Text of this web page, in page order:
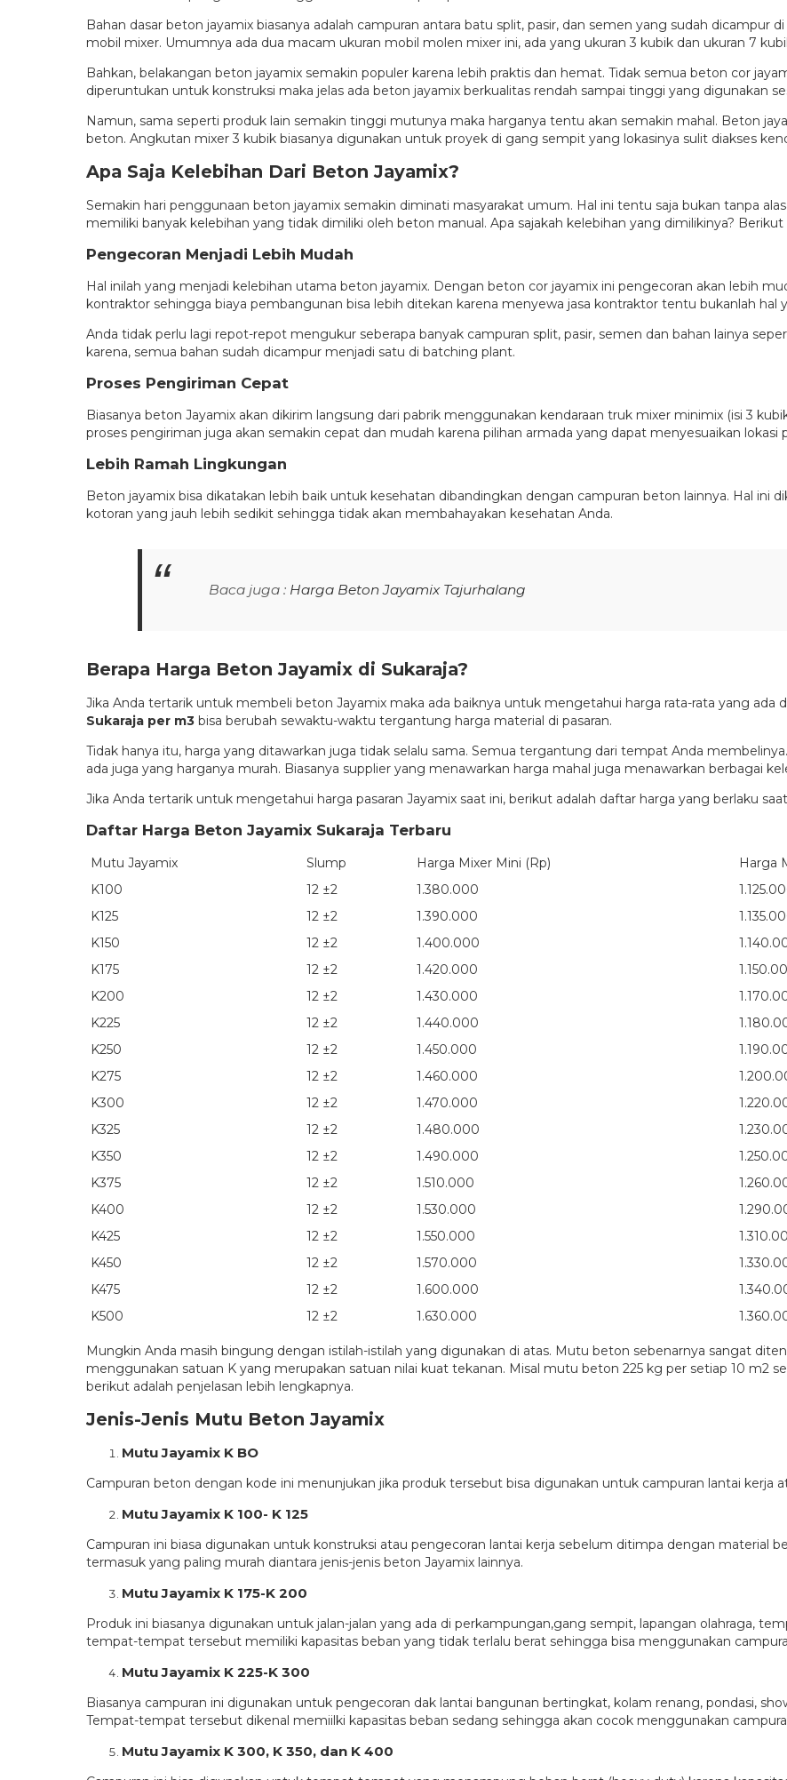
Bahan dasar beton jayamix biasanya adalah campuran antara batu split, pasir, dan semen yang sudah
mobil mixer. Umumnya ada dua macam ukuran mobil molen mixer ini, ada yang ukuran 3 kubik dan ukuran 7
Bahkan, belakangan beton jayamix semakin populer karena lebih praktis dan hemat. Tidak semua beton cor
diperuntukan untuk konstruksi maka jelas ada beton jayamix berkualitas rendah sampai tinggi yang digunakan
Namun, sama seperti produk lain semakin tinggi mutunya maka harganya tentu akan semakin mahal. Beton
beton. Angkutan mixer 3 kubik biasanya digunakan untuk proyek di gang sempit yang lokasinya sulit diakses
Apa Saja Kelebihan Dari Beton Jayamix?
Semakin hari penggunaan beton jayamix semakin diminati masyarakat umum. Hal ini tentu saja bukan tanpa
memiliki banyak kelebihan yang tidak dimiliki oleh beton manual. Apa sajakah kelebihan yang dimilikinya? Berikut
Pengecoran Menjadi Lebih Mudah
Hal inilah yang menjadi kelebihan utama beton jayamix. Dengan beton cor jayamix ini pengecoran akan lebih
kontraktor sehingga biaya pembangunan bisa lebih ditekan karena menyewa jasa kontraktor tentu bukanlah hal
Anda tidak perlu lagi repot-repot mengukur seberapa banyak campuran split, pasir, semen dan bahan lainya
karena, semua bahan sudah dicampur menjadi satu di batching plant.
Proses Pengiriman Cepat
Biasanya beton Jayamix akan dikirim langsung dari pabrik menggunakan kendaraan truk mixer minimix (isi 3
proses pengiriman juga akan semakin cepat dan mudah karena pilihan armada yang dapat menyesuaikan lokasi
Lebih Ramah Lingkungan
Beton jayamix bisa dikatakan lebih baik untuk kesehatan dibandingkan dengan campuran beton lainnya. Hal ini
kotoran yang jauh lebih sedikit sehingga tidak akan membahayakan kesehatan Anda.
Baca juga : Harga Beton Jayamix Tajurhalang
Berapa Harga Beton Jayamix di Sukaraja?
Jika Anda tertarik untuk membeli beton Jayamix maka ada baiknya untuk mengetahui harga rata-rata yang ada
Sukaraja per m3 bisa berubah sewaktu-waktu tergantung harga material di pasaran.
Tidak hanya itu, harga yang ditawarkan juga tidak selalu sama. Semua tergantung dari tempat Anda
ada juga yang harganya murah. Biasanya supplier yang menawarkan harga mahal juga menawarkan berbagai
Jika Anda tertarik untuk mengetahui harga pasaran Jayamix saat ini, berikut adalah daftar harga yang berlaku
Daftar Harga Beton Jayamix Sukaraja Terbaru
Mutu Jayamix Slump Harga Mixer Mini (Rp)
Harga
K100
12 ±2 1.380.000
K125
12 ±2 1.390.000
K150
12 ±2 1.400.000
K175
12 ±2 1.420.000
K200
12 ±2 1.430.000
K225
12 ±2 1.440.000
K250
12 ±2 1.450.000
K275
12 ±2 1.460.000
K300
12 ±2 1.470.000
K325
12 ±2 1.480.000
K350
12 ±2 1.490.000
K375
12 ±2 1.510.000
K400
12 ±2 1.530.000
K425
12 ±2 1.550.000
K450
12 ±2 1.570.000
K475
12 ±2 1.600.000
K500
12 ±2 1.630.000
Mungkin Anda masih bingung dengan istilah-istilah yang digunakan di atas. Mutu beton sebenarnya sangat
menggunakan satuan K yang merupakan satuan nilai kuat tekanan. Misal mutu beton 225 kg per setiap 10 m2
berikut adalah penjelasan lebih lengkapnya.
Jenis-Jenis Mutu Beton Jayamix
Mutu Jayamix K BO
Campuran beton dengan kode ini menunjukan jika produk tersebut bisa digunakan untuk campuran lantai kerja
Mutu Jayamix K 100- K 125
Campuran ini biasa digunakan untuk konstruksi atau pengecoran lantai kerja sebelum ditimpa dengan material
termasuk yang paling murah diantara jenis-jenis beton Jayamix lainnya.
Mutu Jayamix K 175-K 200
Produk ini biasanya digunakan untuk jalan-jalan yang ada di perkampungan,gang sempit, lapangan olahraga,
tempat-tempat tersebut memiliki kapasitas beban yang tidak terlalu berat sehingga bisa menggunakan
Mutu Jayamix K 225-K 300
Biasanya campuran ini digunakan untuk pengecoran dak lantai bangunan bertingkat, kolam renang, pondasi,
Tempat-tempat tersebut dikenal memiilki kapasitas beban sedang sehingga akan cocok menggunakan
Mutu Jayamix K 300, K 350, dan K 400